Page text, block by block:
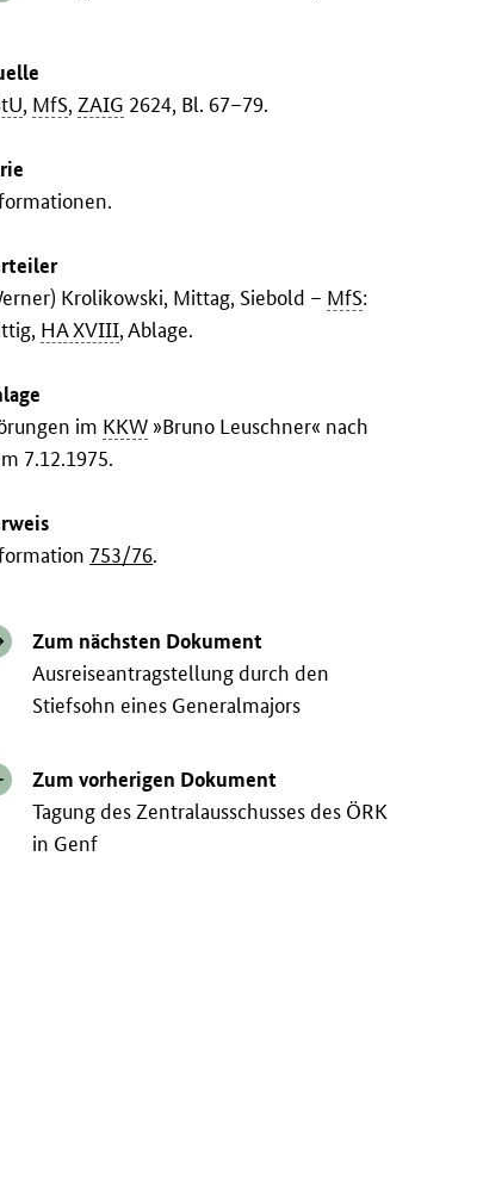
, MfS,ZAIG 2624, Bl. 67–79.
Krolikowski, Mittag, Siebold – MfS:
HA XVIII, Ablage.
im KKW »Bruno Leuschner« nach
7.12.1975.
753/76.
Zum nächsten Dokument
Ausreiseantragstellung durch den
Stiefsohn eines Generalmajors
Zum vorherigen Dokument
Tagung des Zentralausschusses des ÖRK
in Genf